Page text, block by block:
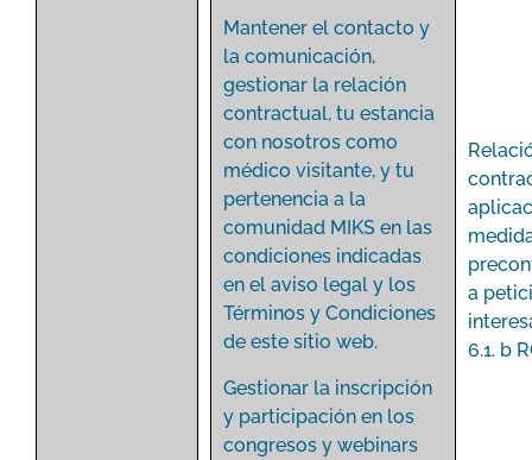
Mantener el contacto y
la comunicación,
gestionar la relación
contractual, tu estancia
con nosotros como
médico visitante, y tu
pertenencia a la
comunidad MIKS en las
condiciones indicadas
en el aviso legal y los
Términos y Condiciones
de este sitio web.
Gestionar la inscripción
y participación en los
congresos y webinars
a
6.1. b